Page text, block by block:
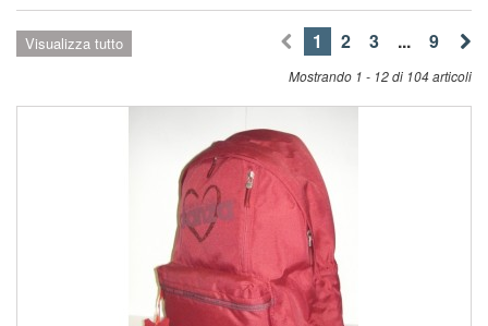
Visualizza tutto 1 2 3 ... 9
Mostrando 1 - 12 di 104 articoli